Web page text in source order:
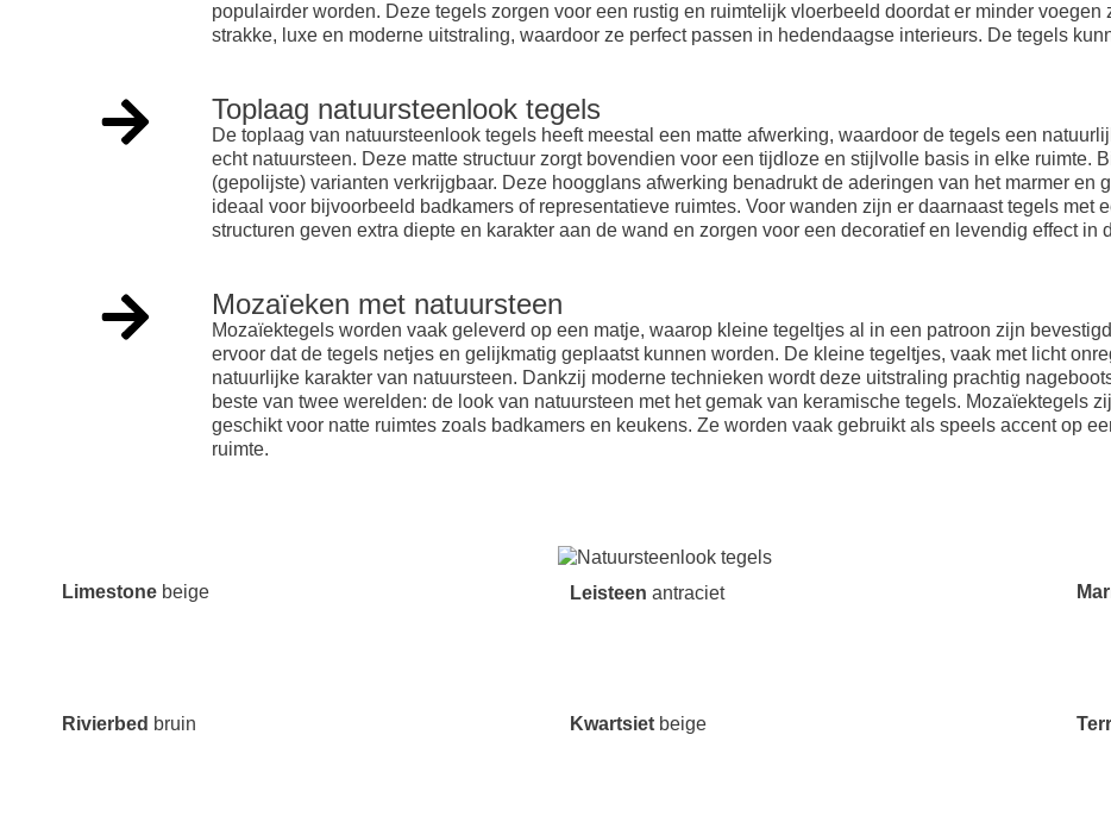
populairder worden. Deze tegels zorgen voor een rustig en ruimtelijk vloerbeeld doordat er minder
strakke, luxe en moderne uitstraling, waardoor ze perfect passen in hedendaagse interieurs. De tegels
Toplaag natuursteenlook tegels
De toplaag van natuursteenlook tegels heeft meestal een matte afwerking, waardoor de tegels een
echt natuursteen. Deze matte structuur zorgt bovendien voor een tijdloze en stijlvolle basis in elke ruimte.
(gepolijste) varianten verkrijgbaar. Deze hoogglans afwerking benadrukt de aderingen van het marmer en
ideaal voor bijvoorbeeld badkamers of representatieve ruimtes. Voor wanden zijn er daarnaast tegels met
structuren geven extra diepte en karakter aan de wand en zorgen voor een decoratief en levendig effect in
Mozaïeken met natuursteen
Mozaïektegels worden vaak geleverd op een matje, waarop kleine tegeltjes al in een patroon zijn
ervoor dat de tegels netjes en gelijkmatig geplaatst kunnen worden. De kleine tegeltjes, vaak met licht
natuurlijke karakter van natuursteen. Dankzij moderne technieken wordt deze uitstraling prachtig
beste van twee werelden: de look van natuursteen met het gemak van keramische tegels. Mozaïektegels
geschikt voor natte ruimtes zoals badkamers en keukens. Ze worden vaak gebruikt als speels accent op
ruimte.
Limestone beige Leisteen antraciet
Rivierbed bruin Kwartsietbeige